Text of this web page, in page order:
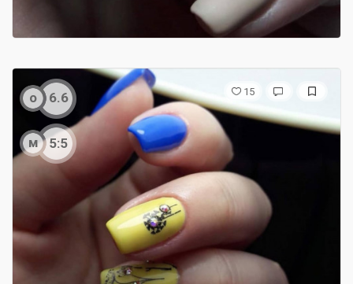
о 6.6
м 5:5
15